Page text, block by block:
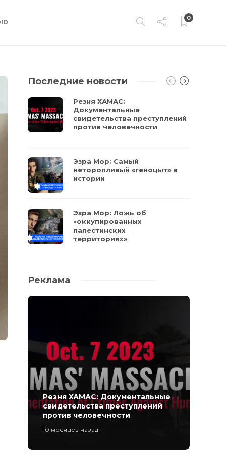
0
Последние новости
Резня ХАМАС:
Документальные
свидетельства преступлений
против человечности
Эзра Мор: Самый
неторопливый «геноцыт» в
истории
Эзра Мор: Ложь об
«оккупированных
палестинских
территориях»
Реклама
Резня ХАМАС: Документальные
свидетельства преступлений
против человечности
10 месяцев назад